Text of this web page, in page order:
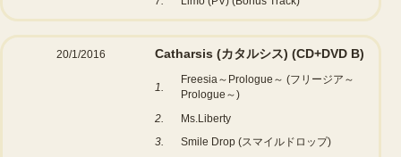
20/1/2016 Catharsis (カタルシス) (CD+DVD B)
1.
Freesia～Prologue～ (フリージア～
Prologue～)
2.
Ms.Liberty
3.
Smile Drop (スマイルドロップ)